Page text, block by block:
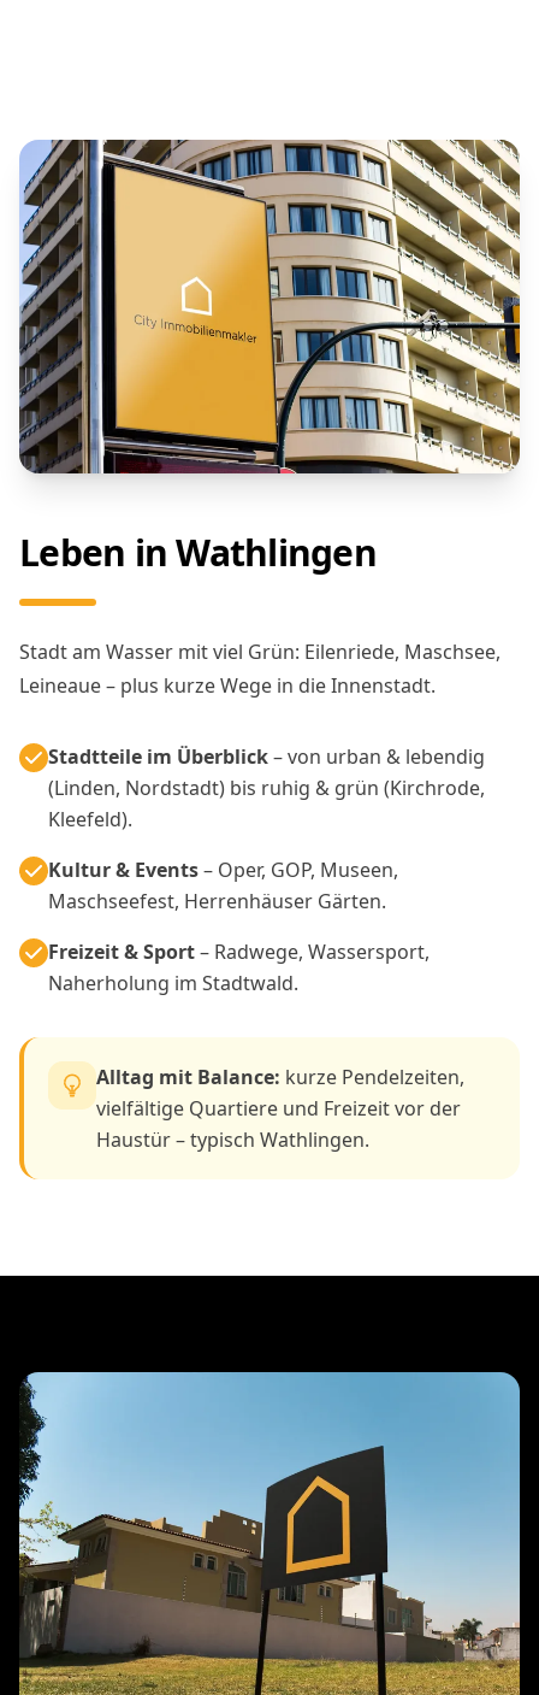
Leben in Wathlingen
Stadt am Wasser mit viel Grün: Eilenriede, Maschsee,
Leineaue – plus kurze Wege in die Innenstadt.
Stadtteile im Überblick– von urban & lebendig
(Linden, Nordstadt) bis ruhig & grün (Kirchrode,
Kleefeld).
Kultur & Events– Oper, GOP, Museen,
Maschseefest, Herrenhäuser Gärten.
Freizeit & Sport– Radwege, Wassersport,
Naherholung im Stadtwald.
Alltag mit Balance: kurze Pendelzeiten,
vielfältige Quartiere und Freizeit vor der
Haustür – typisch Wathlingen.